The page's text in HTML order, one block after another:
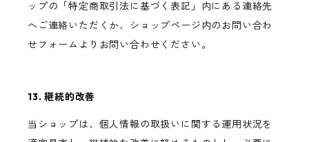
ップの「特定商取引法に基づく表記」内にある連絡先
へご連絡いただくか、ショップページ内のお問い合わ
せフォームよりお問い合わせください。
13. 継続的改善
当ショップは、個人情報の取扱いに関する運用状況を